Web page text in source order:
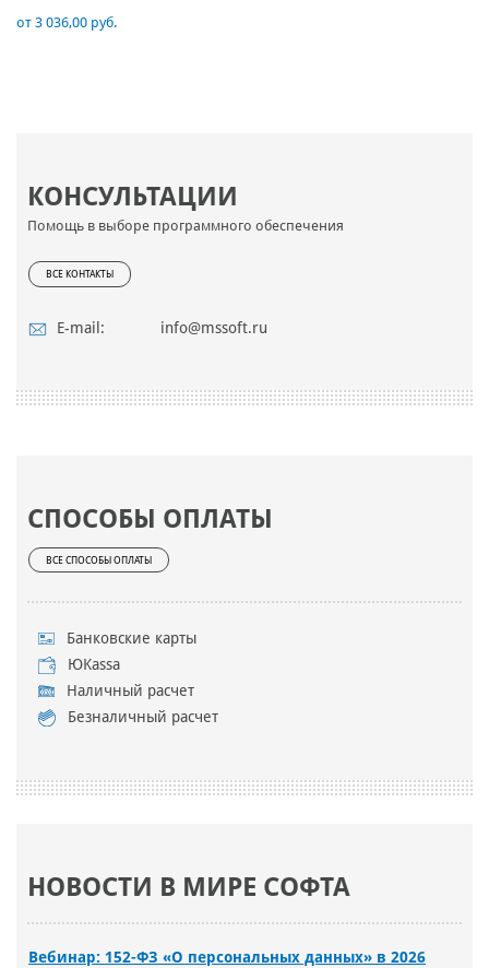
КОНСУЛЬТАЦИИ
Помощь в выборе программного обеспечения
ВСЕ КОНТАКТЫ
E-mail: info@mssoft.ru
СПОСОБЫ ОПЛАТЫ
ВСЕ СПОСОБЫ ОПЛАТЫ
Банковские карты
ЮKassa
Наличный расчет
Безналичный расчет
НОВОСТИ В МИРЕ СОФТА
Вебинар: 152-ФЗ «О персональных данных» в 2026
от 3 036,00 руб.